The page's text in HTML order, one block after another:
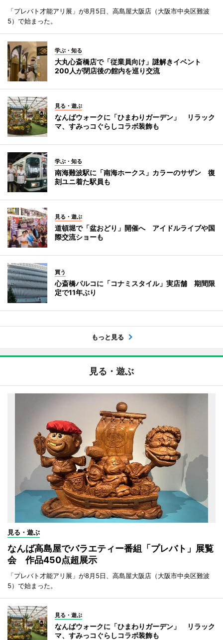
「プレバト才能アリ展」が8月5日、高島屋大阪店（大阪市中央区難波
5）で始まった。
学ぶ・知る
大丸心斎橋店で「従業員向け」謎解きイベント
200人が閉店後の館内を巡り交流
見る・遊ぶ
なんばウォークに「ひまわりガーデン」 リラック
マ、すみっコぐらしコラボ装飾も
学ぶ・知る
南海難波駅に「南海ホークス」カラーのサザン 復
刻ユニ着た駅員も
見る・遊ぶ
道頓堀で「盆おどり」開催へ アイドルライブや国
際交流ショーも
買う
心斎橋パルコに「コナミスタイル」実店舗 期間限
定で11年ぶり
もっと見る
見る・遊ぶ
見る・遊ぶ
なんば高島屋でバラエティー番組「プレバト」展覧
会 作品450点超展示
「プレバト才能アリ展」が8月5日、高島屋大阪店（大阪市中央区難波
5）で始まった。
見る・遊ぶ
なんばウォークに「ひまわりガーデン」 リラック
マ、すみっコぐらしコラボ装飾も